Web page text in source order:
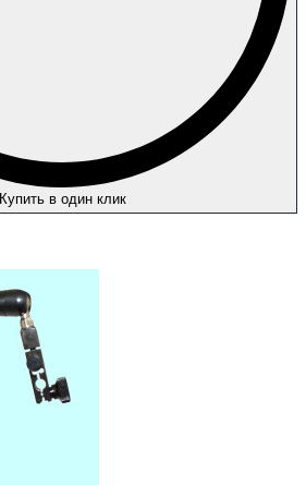
Купить в один клик